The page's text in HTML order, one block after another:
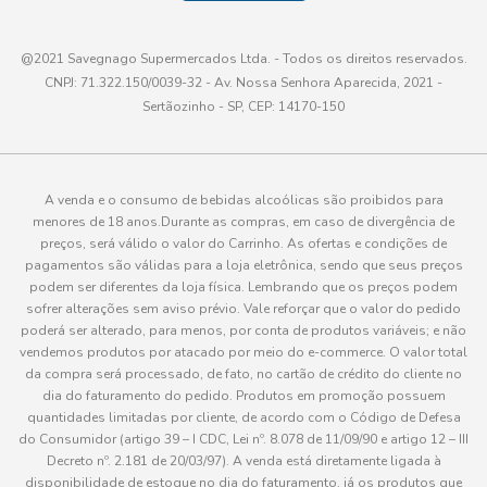
@2021 Savegnago Supermercados Ltda. - Todos os direitos reservados.
CNPJ: 71.322.150/0039-32 - Av. Nossa Senhora Aparecida, 2021 -
Sertãozinho - SP, CEP: 14170-150
A venda e o consumo de bebidas alcoólicas são proibidos para
menores de 18 anos.Durante as compras, em caso de divergência de
preços, será válido o valor do Carrinho. As ofertas e condições de
pagamentos são válidas para a loja eletrônica, sendo que seus preços
podem ser diferentes da loja física. Lembrando que os preços podem
sofrer alterações sem aviso prévio. Vale reforçar que o valor do pedido
poderá ser alterado, para menos, por conta de produtos variáveis; e não
vendemos produtos por atacado por meio do e-commerce. O valor total
da compra será processado, de fato, no cartão de crédito do cliente no
dia do faturamento do pedido. Produtos em promoção possuem
quantidades limitadas por cliente, de acordo com o Código de Defesa
do Consumidor (artigo 39 – I CDC, Lei nº. 8.078 de 11/09/90 e artigo 12 – III
Decreto nº. 2.181 de 20/03/97). A venda está diretamente ligada à
disponibilidade de estoque no dia do faturamento, já os produtos que